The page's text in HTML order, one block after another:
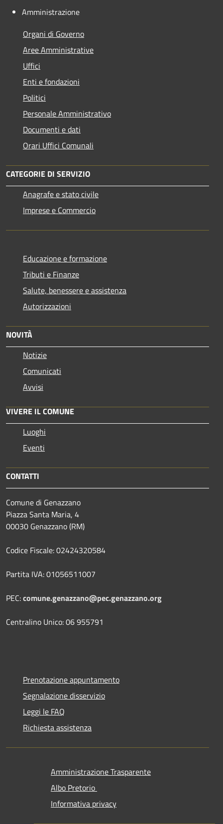
Amministrazione
Organi di Governo
Aree Amministrative
Uffici
Enti e fondazioni
Politici
Personale Amministrativo
Documenti e dati
Orari Uffici Comunali
CATEGORIE DI SERVIZIO
Anagrafe e stato civile
Imprese e Commercio
Educazione e formazione
Tributi e Finanze
Salute, benessere e assistenza
Autorizzazioni
NOVITÀ
Notizie
Comunicati
Avvisi
VIVERE IL COMUNE
Luoghi
Eventi
CONTATTI
Comune di Genazzano
Piazza Santa Maria, 4
00030 Genazzano (RM)
Codice Fiscale: 02424320584
Partita IVA: 01056511007
PEC:comune.genazzano@pec.genazzano.org
Centralino Unico: 06 955791
Prenotazione appuntamento
Segnalazione disservizio
Leggi le FAQ
Richiesta assistenza
Amministrazione Trasparente
Albo Pretorio
Informativa privacy